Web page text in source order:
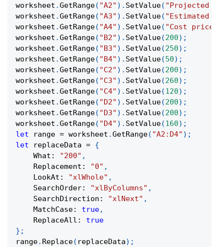
worksheet .GetRange( "A2" ) . SetValue( "Projected
worksheet .GetRange( "A3" ) . SetValue( "Estimated
worksheet .GetRange( "A4" ) . SetValue( "Cost price"
worksheet .GetRange( "B2" ) . SetValue(200) ;
worksheet .GetRange( "B3" ) . SetValue(250) ;
worksheet .GetRange( "B4" ) . SetValue(50) ;
worksheet .GetRange( "C2" ) . SetValue(200) ;
worksheet .GetRange( "C3" ) . SetValue(260) ;
worksheet .GetRange( "C4" ) . SetValue(120) ;
worksheet .GetRange( "D2" ) . SetValue(200) ;
worksheet .GetRange( "D3" ) . SetValue(200) ;
worksheet .GetRange( "D4" ) . SetValue(160) ;
let range = worksheet .GetRange( "A2:D4" ) ;
let replaceData = {
What : "200" ,
Replacement : "0" ,
LookAt : "xlWhole" ,
SearchOrder: "xlByColumns" ,
SearchDirection : "xlNext" ,
MatchCase: true,
ReplaceAll :
true
} ;
range. Replace( replaceData) ;